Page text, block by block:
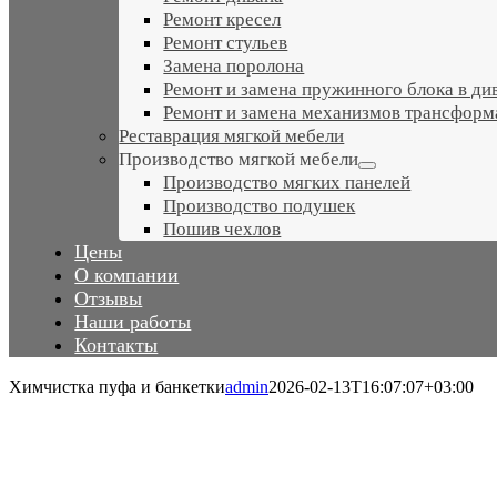
Ремонт кресел
Ремонт стульев
Замена поролона
Ремонт и замена пружинного блока в
Ремонт и замена механизмов
Реставрация мягкой мебели
Производство мягкой мебели
Производство мягких панелей
Производство подушек
Пошив чехлов
Цены
О компании
Отзывы
Наши работы
Контакты
Химчистка пуфа и банкеткиadmin2026-02-13T16:07:07+03:00